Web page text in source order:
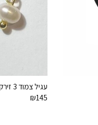
עגיל צמוד 3 זירקונים – זהב
₪145